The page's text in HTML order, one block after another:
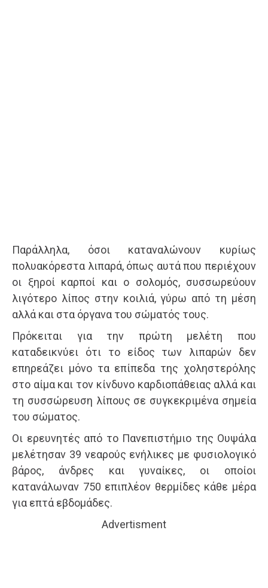
Παράλληλα, όσοι καταναλώνουν κυρίως
πολυακόρεστα λιπαρά, όπως αυτά που περιέχουν
οι ξηροί καρποί και ο σολομός, συσσωρεύουν
λιγότερο λίπος στην κοιλιά, γύρω από τη μέση
αλλά και στα όργανα του σώματός τους.
Πρόκειται για την πρώτη μελέτη που
καταδεικνύει ότι το είδος των λιπαρών δεν
επηρεάζει μόνο τα επίπεδα της χοληστερόλης
στο αίμα και τον κίνδυνο καρδιοπάθειας αλλά και
τη συσσώρευση λίπους σε συγκεκριμένα σημεία
του σώματος.
Οι ερευνητές από το Πανεπιστήμιο της Ουψάλα
μελέτησαν 39 νεαρούς ενήλικες με φυσιολογικό
βάρος, άνδρες και γυναίκες, οι οποίοι
κατανάλωναν 750 επιπλέον θερμίδες κάθε μέρα
για επτά εβδομάδες.
Advertisment